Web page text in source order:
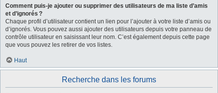
Comment puis-je ajouter ou supprimer des utilisateurs de ma liste d’amis
et d’ignorés ?
Chaque profil d’utilisateur contient un lien pour l’ajouter à votre liste d’amis ou
d’ignorés. Vous pouvez aussi ajouter des utilisateurs depuis votre panneau de
contrôle utilisateur en saisissant leur nom. C’est également depuis cette page
que vous pouvez les retirer de vos listes.
Haut
Recherche dans les forums